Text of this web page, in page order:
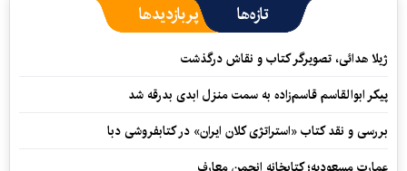
تازه‌ها پربازدیدها
ژیلا هدائی، تصویرگر کتاب و نقاش درگذشت
پیکر ابوالقاسم قاسم‌زاده به سمت منزل ابدی بدرقه شد
بررسی و نقد کتاب «استراتژی کلان ایران» در کتابفروشی دبا